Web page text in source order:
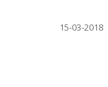
15-03-2018